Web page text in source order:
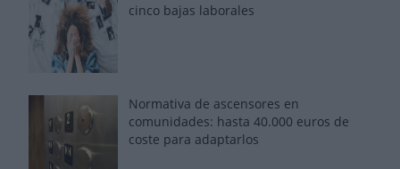
cinco bajas laborales
Normativa de ascensores en
comunidades: hasta 40.000 euros de
coste para adaptarlos